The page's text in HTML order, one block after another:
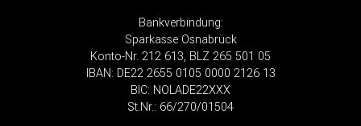
Bankverbindung:
Sparkasse Osnabrück
Konto-Nr. 212 613, BLZ 265 501 05
IBAN: DE22 2655 0105 0000 2126 13
BIC: NOLADE22XXX
St.Nr.: 66/270/01504